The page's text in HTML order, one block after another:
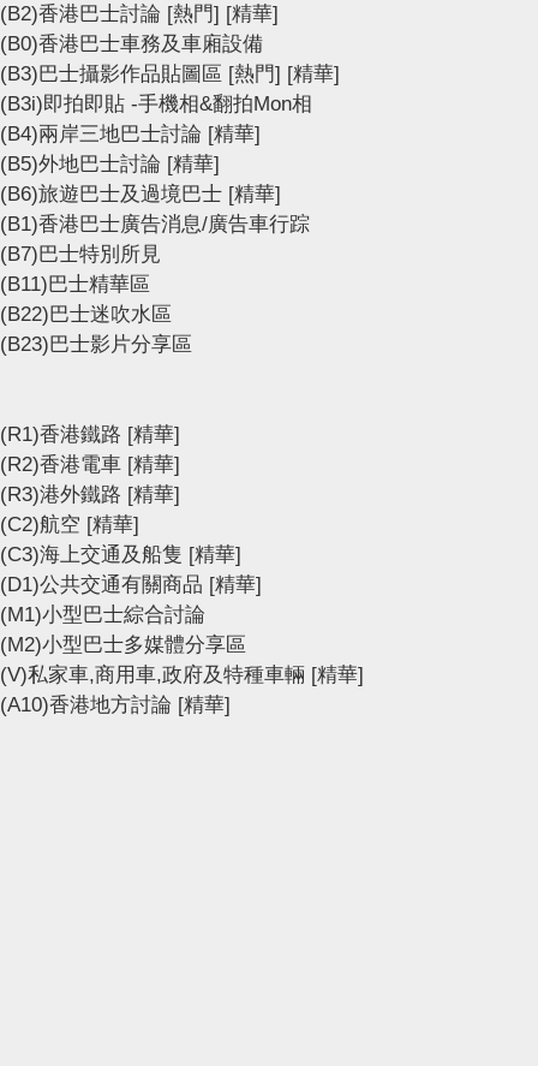
(B2)香港巴士討論 [熱門] [精華]
(B0)香港巴士車務及車廂設備
(B3)巴士攝影作品貼圖區 [熱門] [精華]
(B3i)即拍即貼 -手機相&翻拍Mon相
(B4)兩岸三地巴士討論 [精華]
(B5)外地巴士討論 [精華]
(B6)旅遊巴士及過境巴士 [精華]
(B1)香港巴士廣告消息/廣告車行踪
(B7)巴士特別所見
(B11)巴士精華區
(B22)巴士迷吹水區
(B23)巴士影片分享區
(R1)香港鐵路 [精華]
(R2)香港電車 [精華]
(R3)港外鐵路 [精華]
(C2)航空 [精華]
(C3)海上交通及船隻 [精華]
(D1)公共交通有關商品 [精華]
(M1)小型巴士綜合討論
(M2)小型巴士多媒體分享區
(V)私家車,商用車,政府及特種車輛 [精華]
(A10)香港地方討論 [精華]